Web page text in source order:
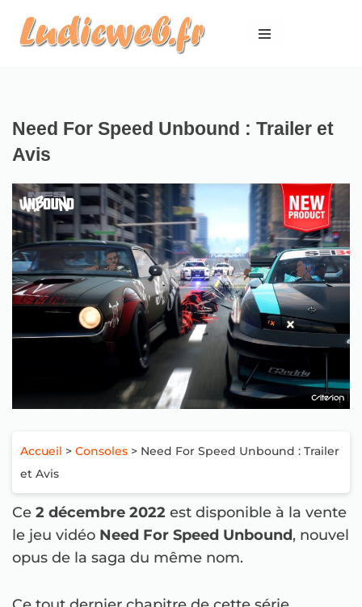
Aller
Need For Speed Unbound : Trailer et
Avis
Accueil > Consoles > Need For Speed Unbound : Trailer
et Avis
Ce 2 décembre 2022 est disponible à la vente
le jeu vidéo Need For Speed Unbound, nouvel
opus de la saga du même nom.